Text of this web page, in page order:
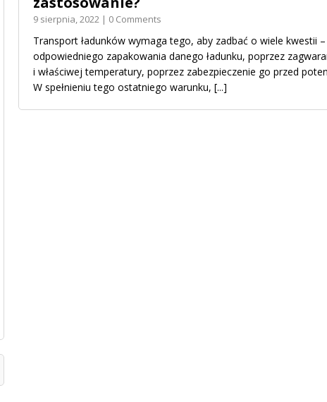
9 sierpnia, 2022 | 0 Comments
Transport ładunków wymaga tego, aby zadbać o wiele kwestii
odpowiedniego zapakowania danego ładunku, poprzez
i właściwej temperatury, poprzez zabezpieczenie go przed
W spełnieniu tego ostatniego warunku, [...]